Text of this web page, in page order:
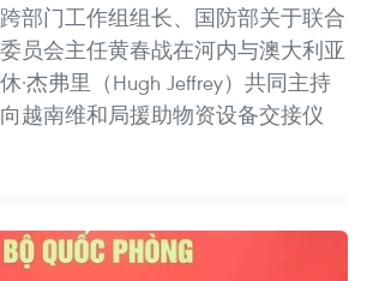
部门工作组组长、国防部关于联合
员会主任黄春战在河内与澳大利亚
·杰弗里（Hugh Jeffrey）共同主持
越南维和局援助物资设备交接仪